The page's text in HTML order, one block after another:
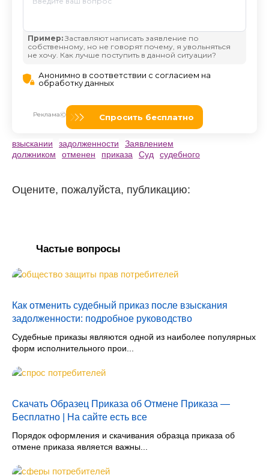
взыскании задолженности
Заявлением
должником
отменен приказа Суд судебного
Оцените, пожалуйста, публикацию:
Частые вопросы
Как отменить судебный приказ после взыскания
задолженности: подробное руководство
Судебные приказы являются одной из наиболее популярных
форм исполнительного прои...
Скачать Образец Приказа об Отмене Приказа —
Бесплатно | На сайте есть все
Порядок оформления и скачивания образца приказа об
отмене приказа является важны...